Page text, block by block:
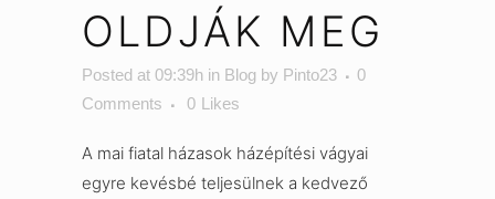
OLDJÁK MEG
Posted at 09:39h in Blog by Pinto23
0
Comments
0 Likes
A mai fiatal házasok házépítési vágyai
egyre kevésbé teljesülnek a kedvező